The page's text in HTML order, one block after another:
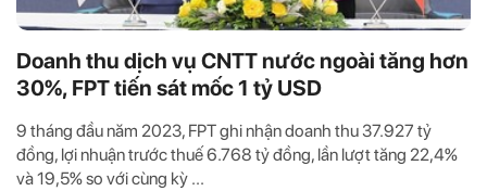
Doanh thu dịch vụ CNTT nước ngoài tăng hơn
30%, FPT tiến sát mốc 1 tỷ USD
9 tháng đầu năm 2023, FPT ghi nhận doanh thu 37.927 tỷ
đồng, lợi nhuận trước thuế 6.768 tỷ đồng, lần lượt tăng 22,4%
và 19,5% so với cùng kỳ ...